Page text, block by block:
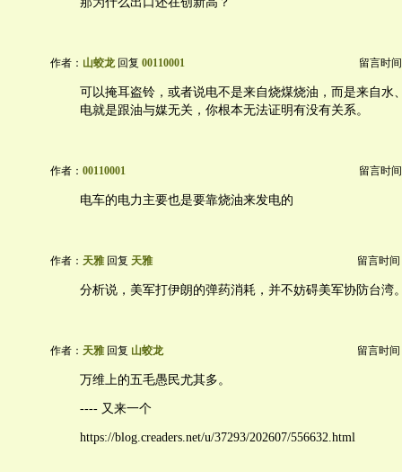
作者： 山蛟龙回复 00110001 留言时
可以掩耳盗铃，或者说电不是来自烧煤烧油，而是来自水
电就是跟油与媒无关，你根本无法证明有没有关系。
作者： 00110001 留言时
电车的电力主要也是要靠烧油来发电的
作者： 天雅 回复 天雅 留言时间
分析说，美军打伊朗的弹药消耗，并不妨碍美军协防台湾
作者： 天雅 回复 山蛟龙 留言时间
万维上的五毛愚民尤其多。
---- 又来一个
https://blog.creaders.net/u/37293/202607/556632.html